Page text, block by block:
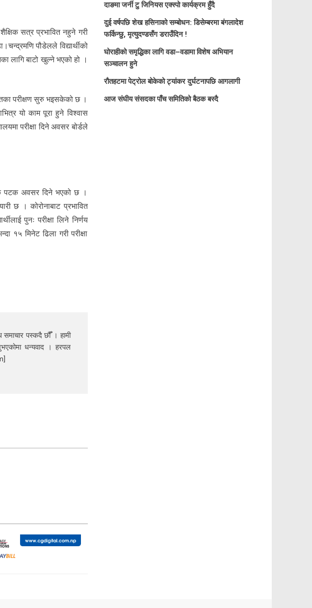
शैक्षिक सत्र प्रभावित नहुने गरी
पौडेलले विद्यार्थीको
लागि बाटो खुल्ने भएको हो ।
परीक्षण सुरु भइसकेको छ ।
यो काम पूरा हुने विश्वास
परीक्षा दिने अवसर बोर्डले
एक पटक अवसर दिने भएको छ ।
छ । कोरोनाबाट प्रभावित
पुनः परीक्षा लिने निर्णय
१५ मिनेट ढिला गरी परीक्षा
समाचार पस्कदै छौँँ । हामी
धन्यवाद । हरपल
दाङमा जर्नी टु जिनियस एक्स्पो कार्यक्रम हुँदै
दुई वर्षपछि शेख हसिनाको सम्बोधन: डिसेम्बरमा बंगलादेश
फर्किन्छु, मृत्युदण्डसँग डराउँदिन !
घोराहीको समृद्धिका लागि वडा–वडामा विशेष अभियान
सञ्चालन हुने
रौतहटमा पेट्रोल बोकेको ट्यांकर दुर्घटनापछि आगलागी
आज संघीय संसदका पाँच समितिको बैठक बस्दै